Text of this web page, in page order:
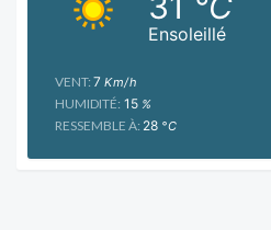
Ensoleillé
VENT: 7 Km/h
HUMIDITÉ: 15 %
RESSEMBLE À: 28 °C